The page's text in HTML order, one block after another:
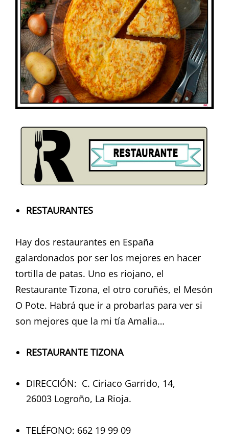
RESTAURANTES
Hay dos restaurantes en España
galardonados por ser los mejores en hacer
tortilla de patas. Uno es riojano, el
Restaurante Tizona, el otro coruñés, el Mesón
O Pote. Habrá que ir a probarlas para ver si
son mejores que la mi tía Amalia…
RESTAURANTE TIZONA
DIRECCIÓN: C. Ciriaco Garrido, 14,
26003 Logroño, La Rioja.
TELÉFONO: 662 19 99 09